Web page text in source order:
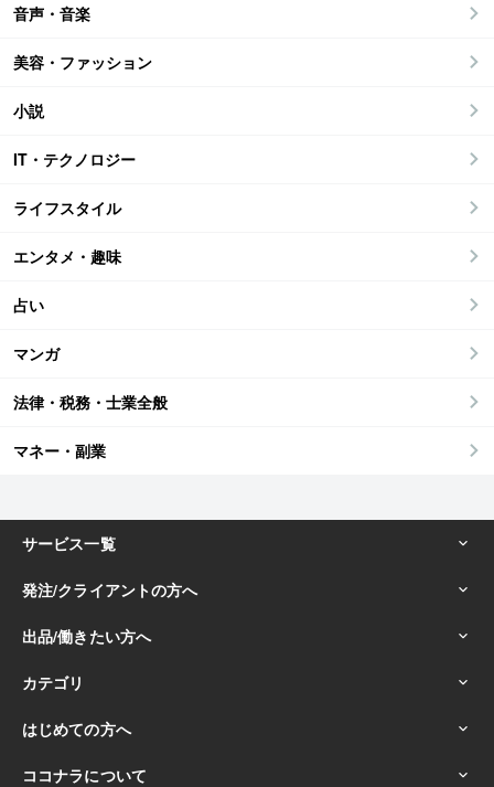
音声・音楽
美容・ファッション
小説
IT・テクノロジー
ライフスタイル
エンタメ・趣味
占い
マンガ
法律・税務・士業全般
マネー・副業